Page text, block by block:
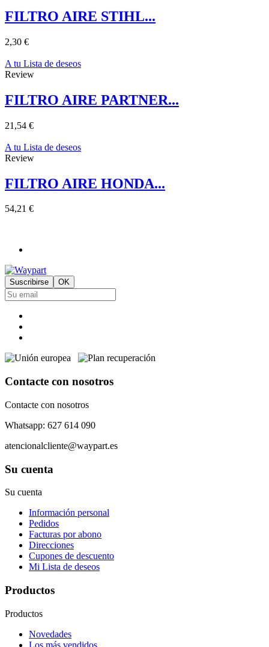
FILTRO AIRE STIHL...
2,30 €
A tu Lista de deseos
Review
FILTRO AIRE PARTNER...
21,54 €
A tu Lista de deseos
Review
FILTRO AIRE HONDA...
54,21 €
Contacte con nosotros
Contacte con nosotros
Whatsapp: 627 614 090
atencionalcliente@waypart.es
Su cuenta
Su cuenta
Información personal
Pedidos
Facturas por abono
Direcciones
Cupones de descuento
Mi Lista de deseos
Productos
Productos
Novedades
Los más vendidos